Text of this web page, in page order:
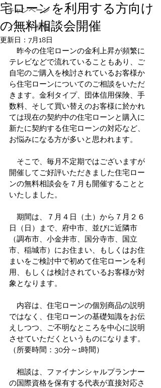
キャンペーン
イベント情報
宅ローンを利用する方向け
の無料相談会開催
更新日： 7月18日
昨今の住宅ローンの金利上昇が頻繁に
テレビなどで流れていることもあり、ご
自宅のご購入を検討されているお客様か
ら住宅ローンについてのご相談をいただ
きます。金利タイプ、団体信用保険、手
数料、そして買い替えのお客様に於かれ
ては現在の契約中の住宅ローンと購入に
新たに契約する住宅ローンの対応など、
お悩みになる方が多いと思われます。
そこで、毎月不定期ではございますが
開催してご好評いただきました住宅ロー
ンの無料相談会を７月も開催することと
いたしました。
期間は、７月４日（土）から７月２６
日（日）まで、府中市、並びに近隣市
（調布市、小金井市、国分寺市、国立
市、稲城市）にお住まい、もしくはお住
まいをご検討中で初めて住宅ローンを利
用、もしくは検討されているお客様が対
象となります。
内容は、住宅ローンの個別商品の説明
ではなく、住宅ローンの基礎知識をお伝
えしつつ、ご不明なところを中心に説明
させていただくというものになります。
（所要時間：30分～1時間）
相談は、ファイナンシャルプランナー
の国際資格を保有する代表が直接対応さ